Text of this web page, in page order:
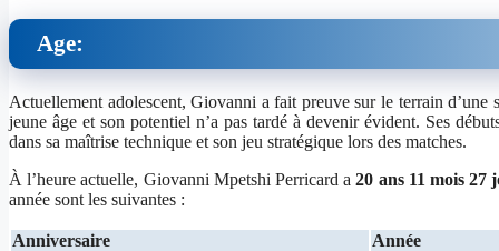
Age:
Actuellement adolescent, Giovanni a fait preuve sur le terrain
jeune âge et son potentiel n’a pas tardé à devenir évident. Ses
dans sa maîtrise technique et son jeu stratégique lors des matches.
À l’heure actuelle, Giovanni Mpetshi Perricard a20 ans 11 mois 27
année sont les suivantes :
Anniversaire
Année